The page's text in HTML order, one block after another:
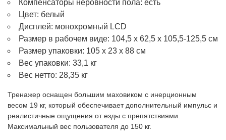
Компенсаторы неровности пола: есть
Цвет: белый
Дисплей: монохромный LCD
Размер в рабочем виде: 104,5 х 62,5 х 105,5-125,5 см
Размер упаковки: 105 х 23 х 88 см
Вес упаковки: 33,1 кг
Вес нетто: 28,35 кг
Тренажер оснащен большим маховиком с инерционным
весом 19 кг, который обеспечивает дополнительный импульс и
реалистичные ощущения от езды с препятствиями.
Максимальный вес пользователя до 150 кг.